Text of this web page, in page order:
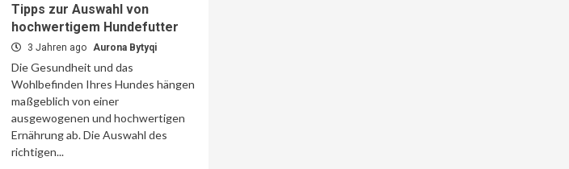
Tipps zur Auswahl von
hochwertigem Hundefutter
3 Jahren ago Aurona Bytyqi
Die Gesundheit und das
Wohlbefinden Ihres Hundes hängen
maßgeblich von einer
ausgewogenen und hochwertigen
Ernährung ab. Die Auswahl des
richtigen...